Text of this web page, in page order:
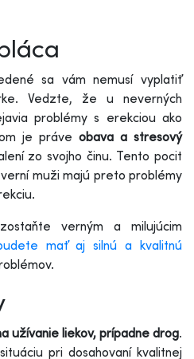
sa vám nemusí vyplatiť
Vedzte, že u neverných
problémy s erekciou ako
je práve obava a stresový
zo svojho činu. Tento pocit
muži majú preto problémy
verným a milujúcim
mať aj silnú a kvalitnú
užívanie liekov, prípadne drog.
pri dosahovaní kvalitnej